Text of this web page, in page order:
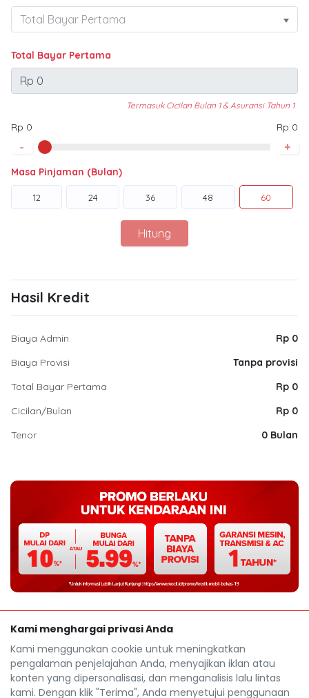
Total Bayar Pertama
Termasuk Cicilan Bulan 1 & Asuransi Tahun 1
Rp 0 Rp 0
- +
Masa Pinjaman (Bulan)
12 24 36 48 60
Hitung
Hasil Kredit
Biaya Admin
Rp 0
Biaya Provisi
Tanpa provisi
Total Bayar Pertama
Rp 0
Cicilan/Bulan
Rp 0
Tenor
0 Bulan
Kami menghargai privasi Anda
Kami menggunakan cookie untuk meningkatkan
pengalaman penjelajahan Anda, menyajikan iklan atau
konten yang dipersonalisasi, dan menganalisis lalu lintas
kami. Dengan klik "Terima", Anda menyetujui penggunaan